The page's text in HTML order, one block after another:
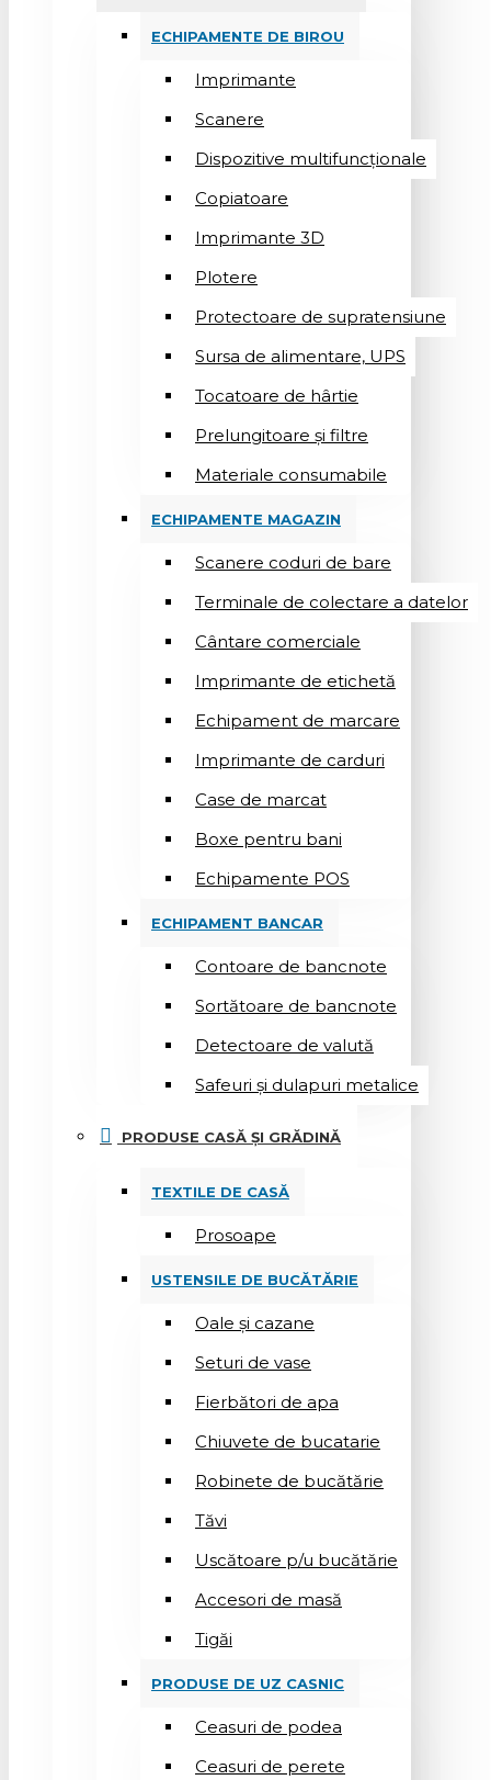
ECHIPAMENTE DE BIROU
Imprimante
Scanere
Dispozitive multifuncționale
Copiatoare
Imprimante 3D
Plotere
Protectoare de supratensiune
Sursa de alimentare, UPS
Tocatoare de hârtie
Prelungitoare și filtre
Materiale consumabile
ECHIPAMENTE MAGAZIN
Scanere coduri de bare
Terminale de colectare a datelor
Cântare comerciale
Imprimante de etichetă
Echipament de marcare
Imprimante de carduri
Case de marcat
Boxe pentru bani
Echipamente POS
ECHIPAMENT BANCAR
Contoare de bancnote
Sortătoare de bancnote
Detectoare de valută
Safeuri și dulapuri metalice
PRODUSE CASĂ ȘI GRĂDINĂ
TEXTILE DE CASĂ
Prosoape
USTENSILE DE BUCĂTĂRIE
Oale și cazane
Seturi de vase
Fierbători de apa
Chiuvete de bucatarie
Robinete de bucătărie
Tăvi
Uscătoare p/u bucătărie
Accesori de masă
Tigăi
PRODUSE DE UZ CASNIC
Ceasuri de podea
Ceasuri de perete